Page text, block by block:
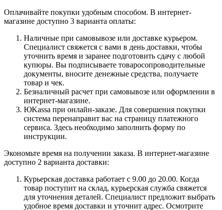
Оплачивайте покупки удобным способом. В интернет-
магазине доступно 3 варианта оплаты:
Наличные при самовывозе или доставке курьером.
Специалист свяжется с вами в день доставки, чтобы
уточнить время и заранее подготовить сдачу с любой
купюры. Вы подписываете товаросопроводительные
документы, вносите денежные средства, получаете
товар и чек.
Безналичный расчет при самовывозе или оформлении в
интернет-магазине.
ЮKassa при онлайн-заказе. Для совершения покупки
система перенаправит вас на страницу платежного
сервиса. Здесь необходимо заполнить форму по
инструкции.
Экономьте время на получении заказа. В интернет-магазине
доступно 2 варианта доставки:
Курьерская доставка работает с 9.00 до 20.00. Когда
товар поступит на склад, курьерская служба свяжется
для уточнения деталей. Специалист предложит выбрать
удобное время доставки и уточнит адрес. Осмотрите